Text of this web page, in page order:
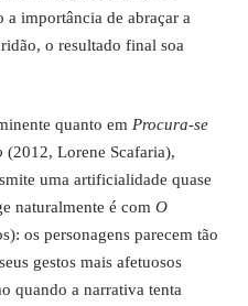
a importância de abraçar a
o resultado final soa
quanto em Procura-se
(2012, Lorene Scafaria),
uma artificialidade quase
naturalmente é com O
os personagens parecem tão
gestos mais afetuosos
quando a narrativa tenta